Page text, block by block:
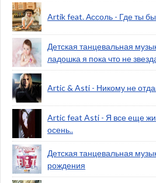
Artik feat. Ассоль - Где ты
Детская танцевальная
ладошка я пока что не
Artic & Asti - Никому не
Artic feat Asti - Я все еще
осень..
Детская танцевальная
рождения